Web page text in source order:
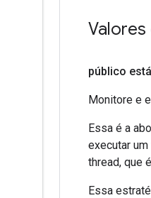
público
Monitore e
Essa é a
executar
thread, que
Essa